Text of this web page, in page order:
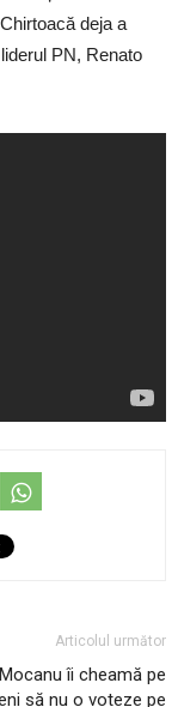
deja a
PN, Renato
Articolul următor
îi cheamă pe
să nu o voteze pe